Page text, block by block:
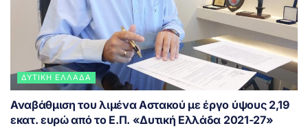
ΔΥΤΙΚΉ ΕΛΛΆΔΑ
Αναβάθμιση του λιμένα Αστακού με έργο ύψους 2,19
εκατ. ευρώ από το Ε.Π. «Δυτική Ελλάδα 2021-27»